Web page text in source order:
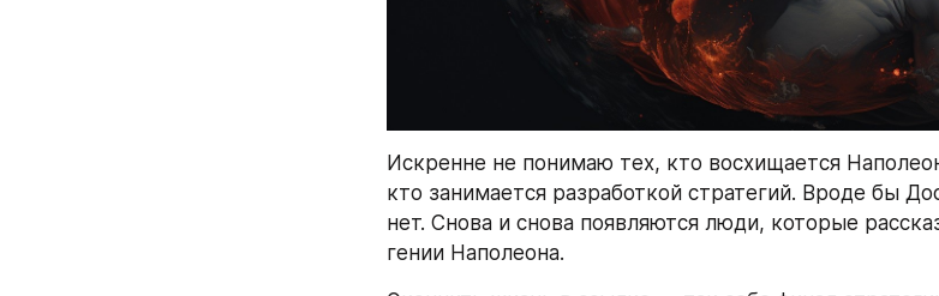
Искренне не понимаю тех, кто восхищается
кто занимается разработкой стратегий. Вроде бы
нет. Снова и снова появляются люди, которые
гении Наполеона.